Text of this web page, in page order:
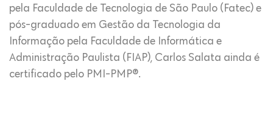
pela Faculdade de Tecnologia de São Paulo (Fatec) e
pós-graduado em Gestão da Tecnologia da
Informação pela Faculdade de Informática e
Administração Paulista (FIAP), Carlos Salata ainda é
certificado pelo PMI-PMP®.